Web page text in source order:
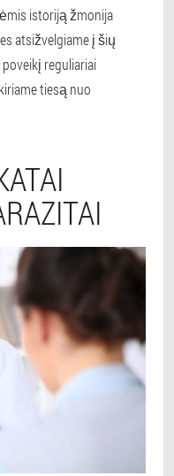
istoriją žmonija
atsižvelgiame į šių
reguliariai
tiesą nuo